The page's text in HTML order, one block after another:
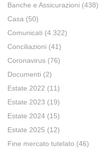
Banche e Assicurazioni (438)
Casa (50)
Comunicati (4.322)
Conciliazioni (41)
Coronavirus (76)
Documenti (2)
Estate 2022 (11)
Estate 2023 (19)
Estate 2024 (15)
Estate 2025 (12)
Fine mercato tutelato (46)